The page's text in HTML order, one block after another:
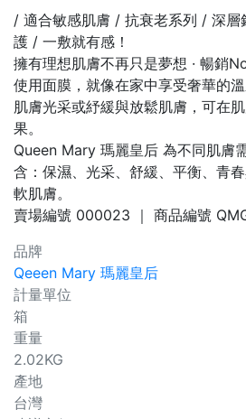
/ 適合敏感肌膚 / 抗衰老系列 / 深層
護 / 一敷就有感！
擁有理想肌膚不再只是夢想 · 暢銷
使用面膜，就像在家中享受奢華的
肌膚光采或紓緩與放鬆肌膚，可在
果。
Queen Mary 瑪麗皇后 為不同肌膚
含：保濕、光采、舒緩、平衡、青
軟肌膚。
賣場編號 000023 ｜ 商品編號
品牌
Qeeen Mary 瑪麗皇后
計量單位
箱
重量
2.02KG
產地
台灣